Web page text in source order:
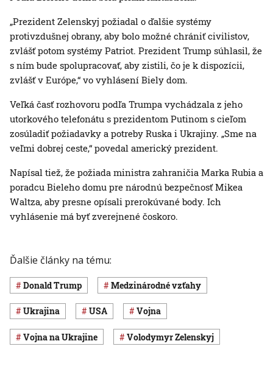
„Prezident Zelenskyj požiadal o ďalšie systémy
protivzdušnej obrany, aby bolo možné chrániť civilistov,
zvlášť potom systémy Patriot. Prezident Trump súhlasil, že
s ním bude spolupracovať, aby zistili, čo je k dispozícii,
zvlášť v Európe,“ vo vyhlásení Biely dom.
Veľká časť rozhovoru podľa Trumpa vychádzala z jeho
utorkového telefonátu s prezidentom Putinom s cieľom
zosúladiť požiadavky a potreby Ruska i Ukrajiny. „Sme na
veľmi dobrej ceste,“ povedal americký prezident.
Napísal tiež, že požiada ministra zahraničia Marka Rubia a
poradcu Bieleho domu pre národnú bezpečnosť Mikea
Waltza, aby presne opísali prerokúvané body. Ich
vyhlásenie má byť zverejnené čoskoro.
Ďalšie články na tému:
Donald Trump medzinárodné vzťahy
Ukrajina USA vojna
vojna na Ukrajine Volodymyr Zelenskyj